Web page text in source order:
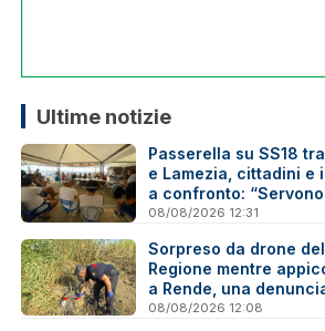
Ultime notizie
Passerella su SS18
e Lamezia, cittadini e
a confronto:
e tempi certi”
08/08/2026 12:31
Sorpreso da drone
Regione mentre
a Rende, una
08/08/2026 12:08